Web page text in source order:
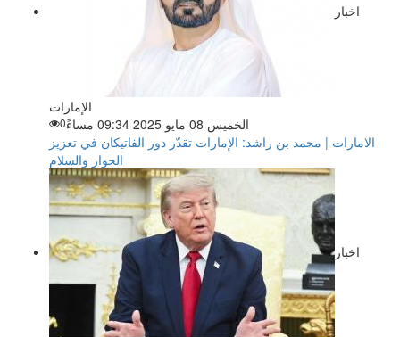
اخبار
الإمارات
الخميس 08 مايو 2025 09:34 مساءً
0
الامارات | محمد بن راشد: الإمارات تقدّر دور الفاتيكان في تعزيز
الحوار والسلام
اخبار